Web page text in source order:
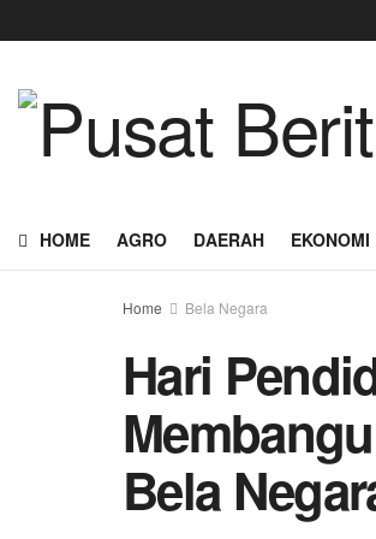
HOME AGRO DAERAH EKONOMI
Home Bela Negara
Hari
Bela